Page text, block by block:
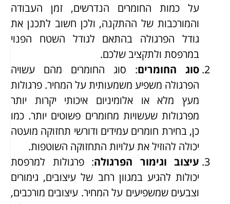
על כמות החומרים הנדרשים, זמן העבודה
והמורכבות של ההתקנה, ולכן חשוב לתכנן את
גודל הפרגולה בהתאם לגודל השטח הפנוי
במרפסת ולתקציב שלכם.
סוג החומרים: סוג החומרים מהם עשויה
הפרגולה משפיע משמעותית על המחיר. פרגולות
מעץ מלא או אלומיניום איכותי יקרות יותר
מפרגולות שעשויות מחומרים פשוטים יותר. כמו
כן, בחירת חומרים עמידים ודורשי תחזוקה מועטה
יכולה להוזיל את עלויות התחזוקה השוטפות.
עיצוב וגימור הפרגולה: פרגולות למרפסת
יכולות להגיע במגוון רחב של עיצובים, גימורים
וצבעים שמשפיעים על המחיר. עיצובים מורכבים,